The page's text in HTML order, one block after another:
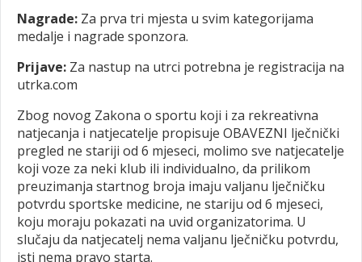
Nagrade: Za prva tri mjesta u svim kategorijama
medalje i nagrade sponzora.
Prijave: Za nastup na utrci potrebna je registracija na
utrka.com
Zbog novog Zakona o sportu koji i za rekreativna
natjecanja i natjecatelje propisuje OBAVEZNI lječnički
pregled ne stariji od 6 mjeseci, molimo sve natjecatelje
koji voze za neki klub ili individualno, da prilikom
preuzimanja startnog broja imaju valjanu lječničku
potvrdu sportske medicine, ne stariju od 6 mjeseci,
koju moraju pokazati na uvid organizatorima. U
slučaju da natjecatelj nema valjanu lječničku potvrdu,
isti nema pravo starta.